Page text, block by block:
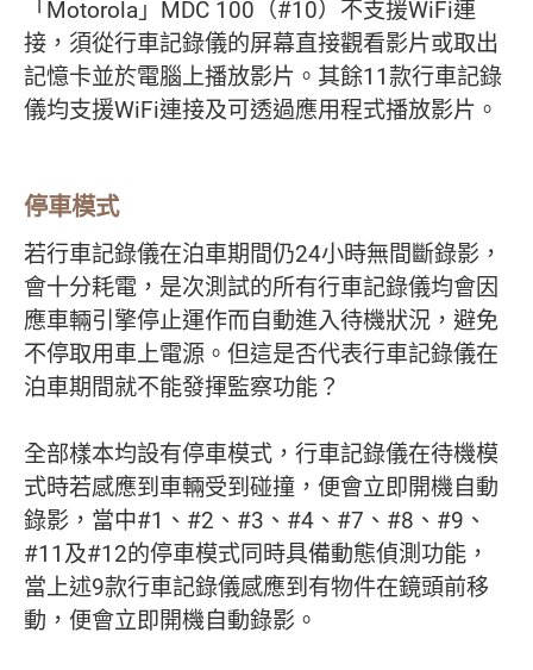
「Motorola」MDC 100（#10）不支援WiFi連
接，須從行車記錄儀的屏幕直接觀看影片或取出
記憶卡並於電腦上播放影片。其餘11款行車記錄
儀均支援WiFi連接及可透過應用程式播放影片。
停車模式
若行車記錄儀在泊車期間仍24小時無間斷錄影，
會十分耗電，是次測試的所有行車記錄儀均會因
應車輛引擎停止運作而自動進入待機狀況，避免
不停取用車上電源。但這是否代表行車記錄儀在
泊車期間就不能發揮監察功能？
全部樣本均設有停車模式，行車記錄儀在待機模
式時若感應到車輛受到碰撞，便會立即開機自動
錄影，當中#1、#2、#3、#4、#7、#8、#9、
#11及#12的停車模式同時具備動態偵測功能，
當上述9款行車記錄儀感應到有物件在鏡頭前移
動，便會立即開機自動錄影。